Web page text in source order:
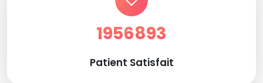
1956893
Patient Satisfait